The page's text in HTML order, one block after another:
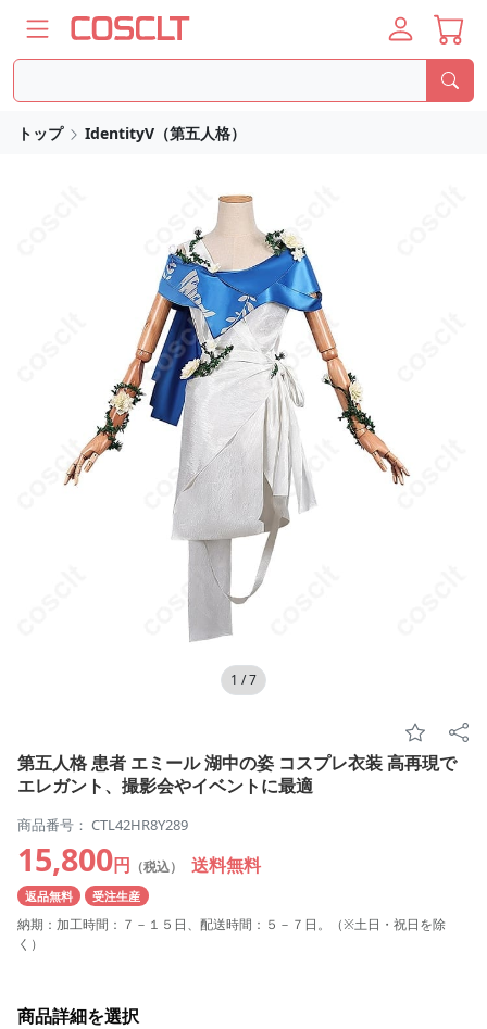
トップ IdentityV（第五人格）
1 /7
第五人格 患者 エミール 湖中の姿 コスプレ衣装 高再現で
エレガント、撮影会やイベントに最適
商品番号： CTL42HR8Y289
15,800円 （税込） 送料無料
返品無料 受注生産
納期：加工時間：７－１５日、配送時間：５－７日。（※土日・祝日を除
く）
商品詳細を選択